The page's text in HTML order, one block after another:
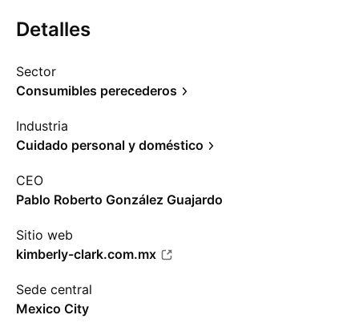
Detalles
Sector
Consumibles perecederos
Industria
Cuidado personal y doméstico
CEO
Pablo Roberto González Guajardo
Sitio web
kimberly-clark.com.mx
Sede central
Mexico City